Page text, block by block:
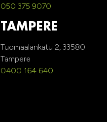
050 375 9070
TAMPERE
Tuomaalankatu 2, 33580
Tampere
0400 164 640